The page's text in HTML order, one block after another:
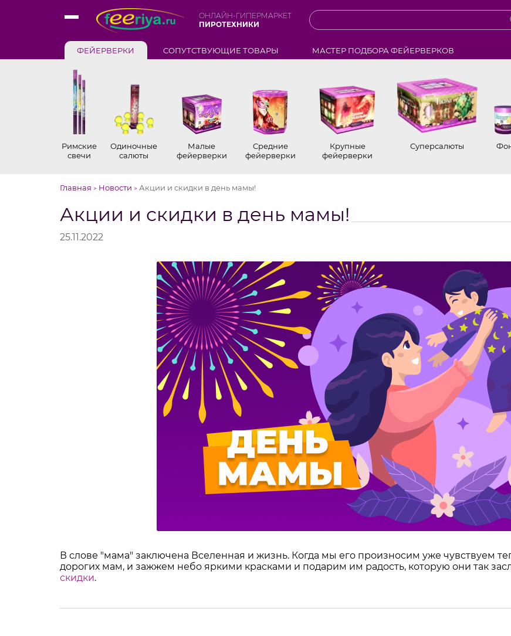
ОНЛАЙН-ГИПЕРМАРКЕТ
ПИРОТЕХНИКИ
ФЕЙЕРВЕРКИ СОПУТСТВУЮЩИЕ ТОВАРЫ МАСТЕР ПОДБОРА ФЕЙЕРВЕРКОВ
Римские
свечи
Одиночные
салюты
Малые
фейерверки
Средние
фейерверки
Крупные
фейерверки
Суперсалюты
Главная > Новости > Акции и скидки в день мамы!
Акции и скидки в день мамы!
25.11.2022
В слове "мама" заключена Вселенная и жизнь. Когда мы его произносим уже чувствуем
дорогих мам, и зажжем небо яркими красками и подарим им радость, которую они так
скидки.